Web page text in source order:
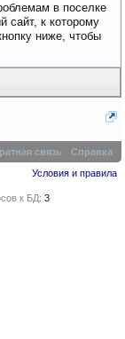
в поселке
сайт, к которому
ниже, чтобы
связь
Справка
Условия и правила
к БД: 3